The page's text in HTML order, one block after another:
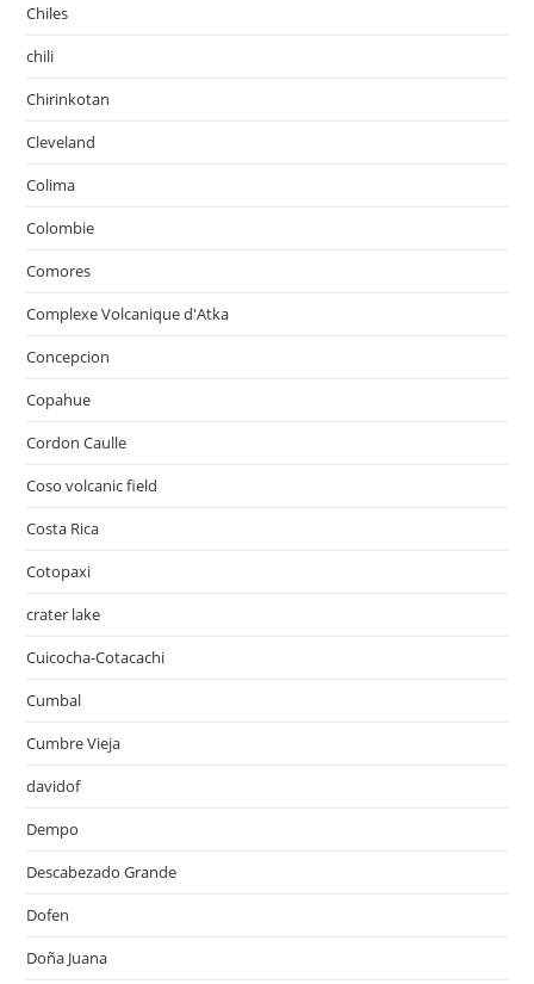
Chiles
chili
Chirinkotan
Cleveland
Colima
Colombie
Comores
Complexe Volcanique d'Atka
Concepcion
Copahue
Cordon Caulle
Coso volcanic field
Costa Rica
Cotopaxi
crater lake
Cuicocha-Cotacachi
Cumbal
Cumbre Vieja
davidof
Dempo
Descabezado Grande
Dofen
Doña Juana